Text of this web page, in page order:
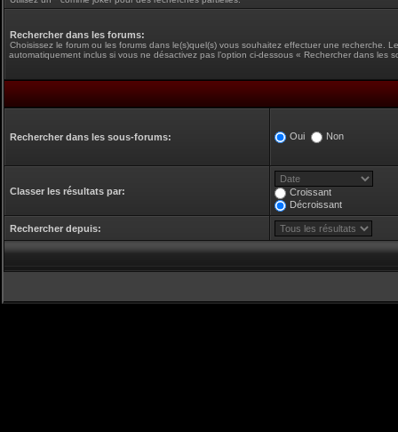
Rechercher dans les forums:
Choisissez le forum ou les forums dans le(s)quel(s) vous souhaitez effectuer une recherche.
automatiquement inclus si vous ne désactivez pas l’option ci-dessous « Rechercher dans les
Rechercher dans les sous-forums: Oui Non
Classer les résultats par:
Croissant
Décroissant
Rechercher depuis: